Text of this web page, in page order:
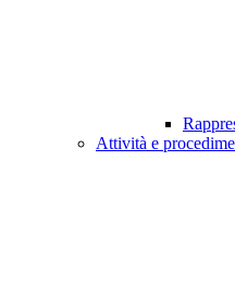
Attività e